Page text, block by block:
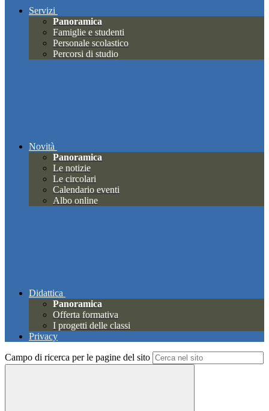
Servizi
Panoramica
Famiglie e studenti
Personale scolastico
Percorsi di studio
Novità
Panoramica
Le notizie
Le circolari
Calendario eventi
Albo online
Didattica
Panoramica
Offerta formativa
I progetti delle classi
Privacy
Campo di ricerca per le pagine del sito